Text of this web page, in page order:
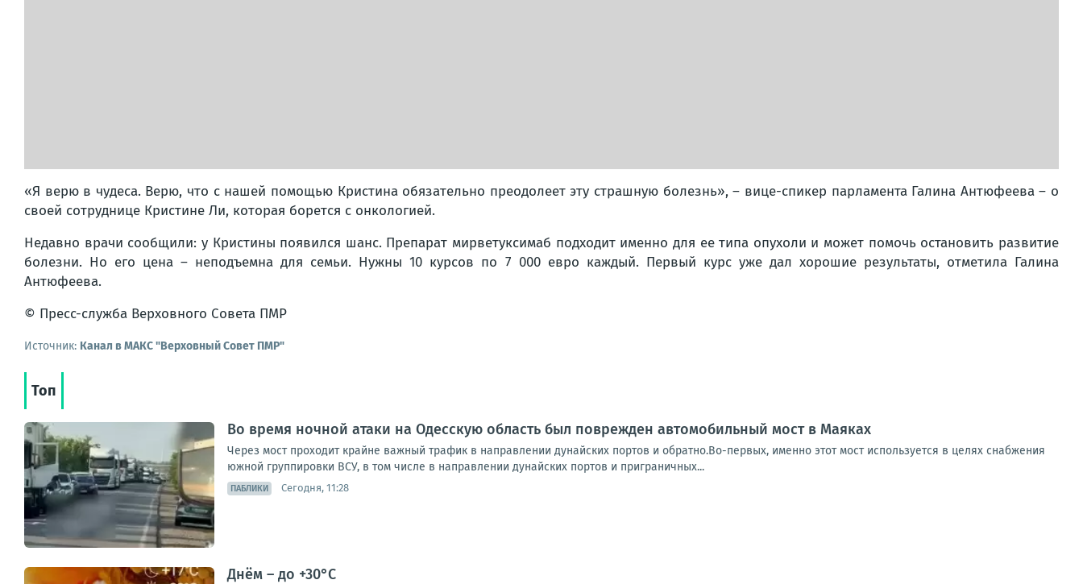
«Я верю в чудеса. Верю, что с нашей помощью Кристина обязательно преодолеет эту страшную болезнь», – вице-спикер парламента Галина Антюфеева – о
своей сотруднице Кристине Ли, которая борется с онкологией.
Недавно врачи сообщили: у Кристины появился шанс. Препарат мирветуксимаб подходит именно для ее типа опухоли и может помочь остановить развитие
болезни. Но его цена – неподъемна для семьи. Нужны 10 курсов по 7 000 евро каждый. Первый курс уже дал хорошие результаты, отметила Галина
Антюфеева.
© Пресс-служба Верховного Совета ПМР
Источник: Канал в МАКС "Верховный Совет ПМР"
Топ
Во время ночной атаки на Одесскую область был поврежден автомобильный мост в Маяках
Через мост проходит крайне важный трафик в направлении дунайских портов и обратно.Во-первых, именно этот мост используется в целях снабжения
южной группировки ВСУ, в том числе в направлении дунайских портов и приграничных...
ПАБЛИКИ Сегодня, 11:28
Днём – до +30°С